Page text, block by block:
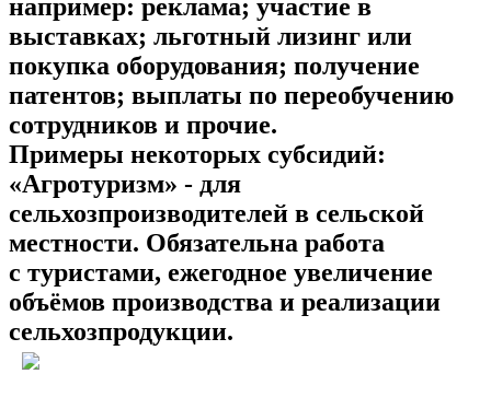
например: реклама; участие в
выставках; льготный лизинг или
покупка оборудования; получение
патентов; выплаты по переобучению
сотрудников и прочие.
Примеры некоторых субсидий:
«Агротуризм» - для
сельхозпроизводителей в сельской
местности. Обязательна работа
с туристами, ежегодное увеличение
объёмов производства и реализации
сельхозпродукции.